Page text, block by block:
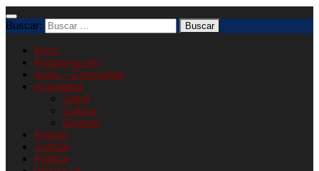
Buscar:
Inicio
Programación
Audio – Entrevistas
Actualidad
Salud
Cultura
Deporte
Policial
Judicial
Política